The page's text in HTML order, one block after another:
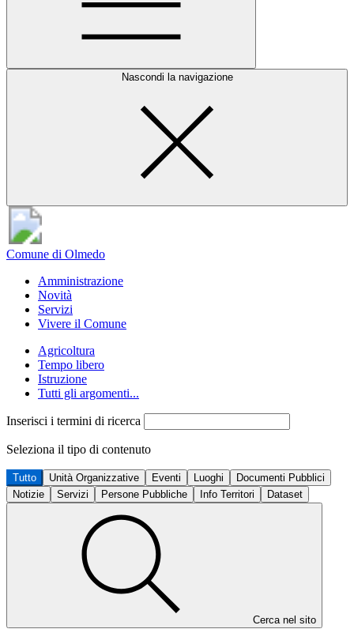
Nascondi la navigazione
Comune di Olmedo
Amministrazione
Novità
Servizi
Vivere il Comune
Agricoltura
Tempo libero
Istruzione
Tutti gli argomenti...
Inserisci i termini di ricerca
Seleziona il tipo di contenuto
Tutto Unità Organizzative Eventi Luoghi
Documenti Pubblici
Notizie
Servizi Persone Pubbliche Info Territori Dataset
Cerca nel sito